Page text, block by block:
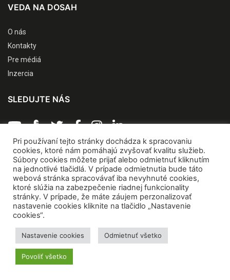
VEDA NA DOSAH
O nás
Kontakty
Pre médiá
Inzercia
SLEDUJTE NÁS
Archívna verzia VEDA NA DOSAH
POPULARIZÁCIA VAT
O NCP VaT
Zážitkové centrá vedy
Quark
SK CRIS
Pri používaní tejto stránky dochádza k spracovaniu
cookies, ktoré nám pomáhajú zvyšovať kvalitu služieb.
Súbory cookies môžete prijať alebo odmietnuť kliknutím
na jednotlivé tlačidlá. V prípade odmietnutia bude táto
webová stránka spracovávať iba nevyhnuté cookies,
ktoré slúžia na zabezpečenie riadnej funkcionality
stránky. V prípade, že máte záujem perzonalizovať
nastavenie cookies kliknite na tlačidlo „Nastavenie
cookies“.
Nastavenie cookies Odmietnuť všetko
Povoliť všetko